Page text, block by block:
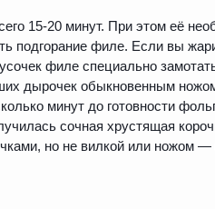
15-20 минут. При этом её
подгорание филе. Если вы
филе специально
дырочек обыкновенным
минут до готовности
сочная хрустящая
но не вилкой или ножом —